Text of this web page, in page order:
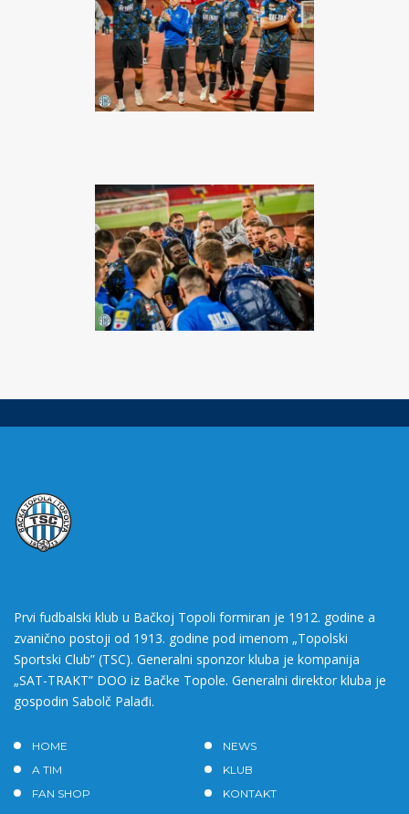
Prvi fudbalski klub u Bačkoj Topoli formiran je 1912. godine a
zvanično postoji od 1913. godine pod imenom „Topolski
Sportski Club” (TSC). Generalni sponzor kluba je kompanija
„SAT-TRAKT” DOO iz Bačke Topole. Generalni direktor kluba je
gospodin Sabolč Palađi.
HOME
NEWS
A TIM
KLUB
FAN SHOP
KONTAKT